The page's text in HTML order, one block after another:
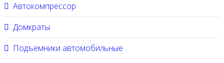
Автокомпрессор
Домкраты
Подъемники автомобильные